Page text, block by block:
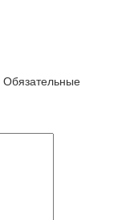
Обязательные